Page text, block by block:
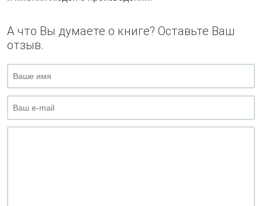
А что Вы думаете о книге? Оставьте Ваш
отзыв.